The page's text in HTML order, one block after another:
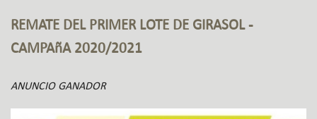
REMATE DEL PRIMER LOTE DE GIRASOL -
CAMPAñA 2020/2021
ANUNCIO GANADOR